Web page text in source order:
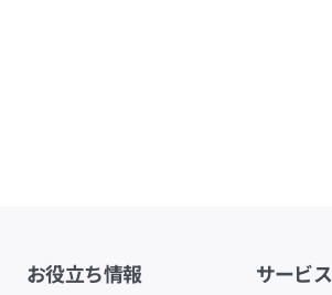
お役立ち情報 サービス